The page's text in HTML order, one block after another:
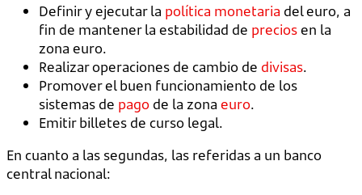
Definir y ejecutar la política monetaria del euro, a
fin de mantener la estabilidad de preciosen la
zona euro.
Realizar operaciones de cambio de divisas.
Promover el buen funcionamiento de los
sistemas de pago de la zona euro.
Emitir billetes de curso legal.
En cuanto a las segundas, las referidas a un banco
central nacional: